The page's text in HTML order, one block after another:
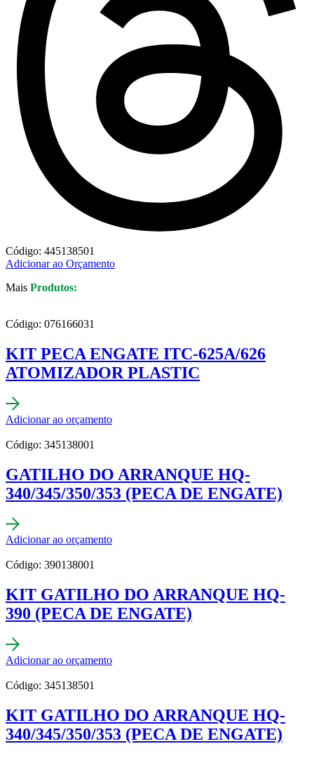
Código: 445138501
Adicionar ao Orçamento
Mais Produtos:
Código: 076166031
KIT PECA ENGATE ITC-625A/626
ATOMIZADOR PLASTIC
Adicionar ao orçamento
Código: 345138001
GATILHO DO ARRANQUE HQ-
340/345/350/353 (PECA DE ENGATE)
Adicionar ao orçamento
Código: 390138001
KIT GATILHO DO ARRANQUE HQ-
390 (PECA DE ENGATE)
Adicionar ao orçamento
Código: 345138501
KIT GATILHO DO ARRANQUE HQ-
340/345/350/353 (PECA DE ENGATE)